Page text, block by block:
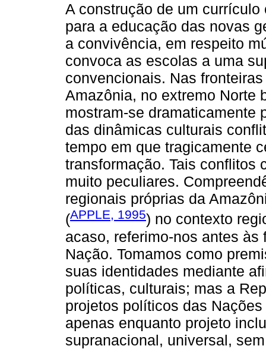
A construção de um
para a educação das novas
a convivência, em respeito
convoca as escolas a uma
convencionais. Nas
Amazônia, no extremo Norte
mostram-se dramaticamente
das dinâmicas culturais
tempo em que tragicamente
transformação. Tais conflitos
muito peculiares.
regionais próprias da
(APPLE, 1995) no contexto
acaso, referimo-nos antes
Nação. Tomamos como
suas identidades mediante
políticas, culturais; mas a
projetos políticos das
apenas enquanto projeto
supranacional, universal,